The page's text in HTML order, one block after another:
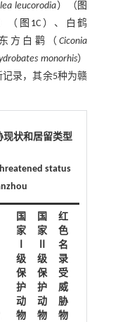
leucorodia）（ 图
（ 图1C）、白鹤
方白鹳（Ciconia
monorhis）
录，其余5种为赣
现状和居留类型
status
国
家
Ⅰ
级
保
护
动
物
国
家
Ⅱ
级
保
护
动
物
红
色
名
录
受
威
胁
物